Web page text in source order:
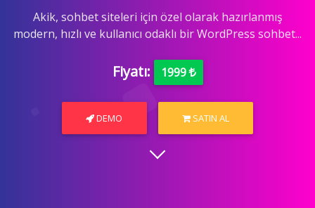
Akik, sohbet siteleri için özel olarak hazırlanmış
modern, hızlı ve kullanıcı odaklı bir WordPress sohbet...
Fiyatı: 1999
DEMO SATIN AL